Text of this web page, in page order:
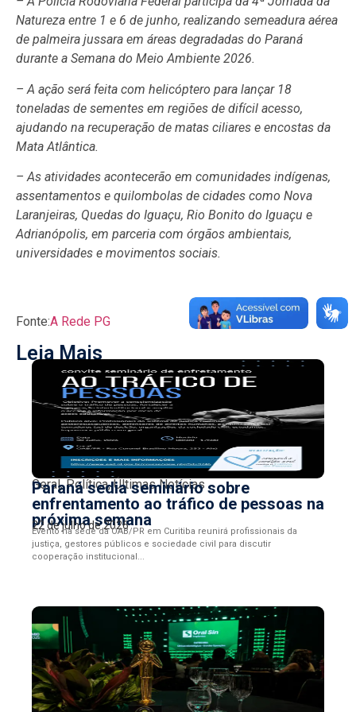
Natureza entre 1 e 6 de junho, realizando semeadura aérea
de palmeira jussara em áreas degradadas do Paraná
durante a Semana do Meio Ambiente 2026.
– A ação será feita com helicóptero para lançar 18
toneladas de sementes em regiões de difícil acesso,
ajudando na recuperação de matas ciliares e encostas da
Mata Atlântica.
– As atividades acontecerão em comunidades indígenas,
assentamentos e quilombolas de cidades como Nova
Laranjeiras, Quedas do Iguaçu, Rio Bonito do Iguaçu e
Adrianópolis, em parceria com órgãos ambientais,
universidades e movimentos sociais.
Fonte:A Rede PG
Leia Mais
Geral,Política,Últimas Notícias
Paraná sedia seminário sobre
enfrentamento ao tráfico de pessoas na
próxima semana
22 de julho de 2026
Evento na sede da OAB/PR em Curitiba reunirá profissionais da
justiça, gestores públicos e sociedade civil para discutir
cooperação institucional...